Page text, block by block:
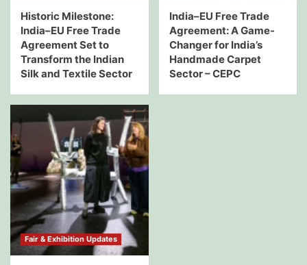
Historic Milestone:
India–EU Free Trade
Agreement Set to
Transform the Indian
Silk and Textile Sector
India–EU Free Trade
Agreement: A Game-
Changer for India’s
Handmade Carpet
Sector – CEPC
Fair & Exhibition Updates